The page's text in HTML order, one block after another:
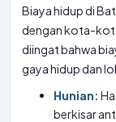
Biaya hidup di
dengan kota-
diingat bahwa
gaya hidup dan
Hunian:
berkisar